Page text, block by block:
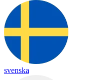
svenska